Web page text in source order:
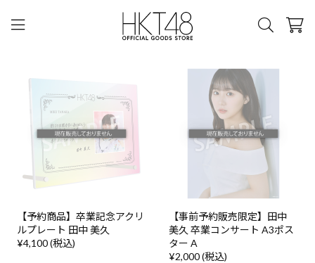
【予約商品】卒業記念アクリ
ルプレート 田中 美久
¥4,100 (税込)
【事前予約販売限定】田中
美久 卒業コンサート A3ポス
ター A
¥2,000 (税込)